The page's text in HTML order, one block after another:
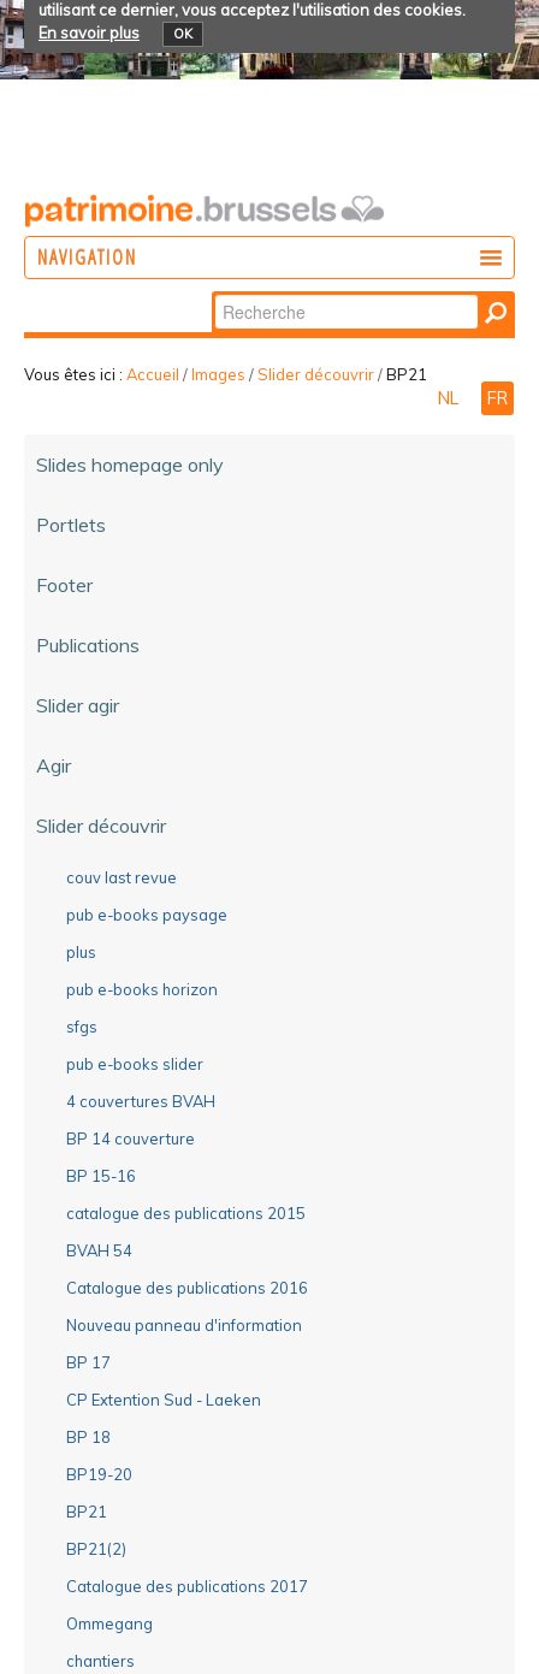
utilisant ce dernier, vous acceptez l'utilisation des cookies.
En savoir plus
OK
NAVIGATION
Chercher par
Recherche
avancée…
Vous êtes ici : Accueil /Images /Slider découvrir/BP21
NL FR
Slides homepage only
Portlets
Footer
Publications
Slider agir
Agir
Slider découvrir
couv last revue
pub e-books paysage
plus
pub e-books horizon
sfgs
pub e-books slider
4 couvertures BVAH
BP 14 couverture
BP 15-16
catalogue des publications 2015
BVAH 54
Catalogue des publications 2016
Nouveau panneau d'information
BP 17
CP Extention Sud - Laeken
BP 18
BP19-20
BP21
BP21(2)
Catalogue des publications 2017
Ommegang
chantiers